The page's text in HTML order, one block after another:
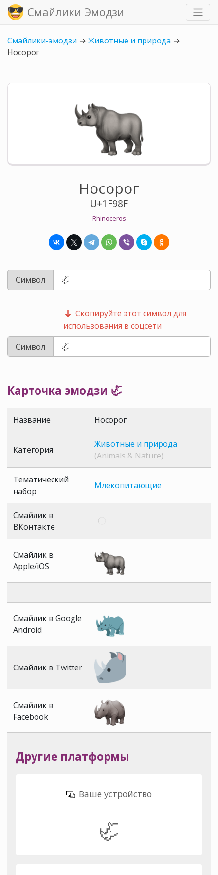
Смайлики Эмодзи
Смайлики-эмодзи → Животные и природа →
Носорог
Носорог
U+1F98F
Rhinoceros
Символ
Скопируйте этот символ для
использования в соцсети
Символ
Карточка эмодзи 🦏
Название Носорог
Категория
Животные и природа
(Animals & Nature)
Тематический
набор
Млекопитающие
Смайлик в
ВКонтакте
Смайлик в
Apple/iOS
Смайлик в Google
Android
Смайлик в Twitter
Смайлик в
Facebook
Другие платформы
Ваше устройство
🦏